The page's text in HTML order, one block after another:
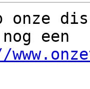
onze
een